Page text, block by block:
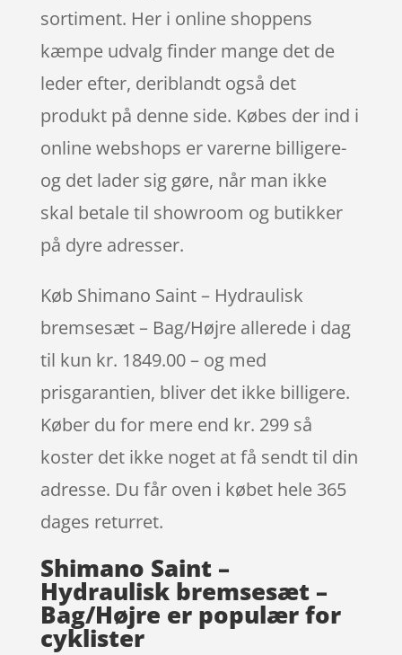
sortiment. Her i online shoppens
kæmpe udvalg finder mange det de
leder efter, deriblandt også det
produkt på denne side. Købes der ind i
online webshops er varerne billigere-
og det lader sig gøre, når man ikke
skal betale til showroom og butikker
på dyre adresser.
Køb Shimano Saint – Hydraulisk
bremsesæt – Bag/Højre allerede i dag
til kun kr. 1849.00 – og med
prisgarantien, bliver det ikke billigere.
Køber du for mere end kr. 299 så
koster det ikke noget at få sendt til din
adresse. Du får oven i købet hele 365
dages returret.
Shimano Saint –
Hydraulisk bremsesæt –
Bag/Højre er populær for
cyklister